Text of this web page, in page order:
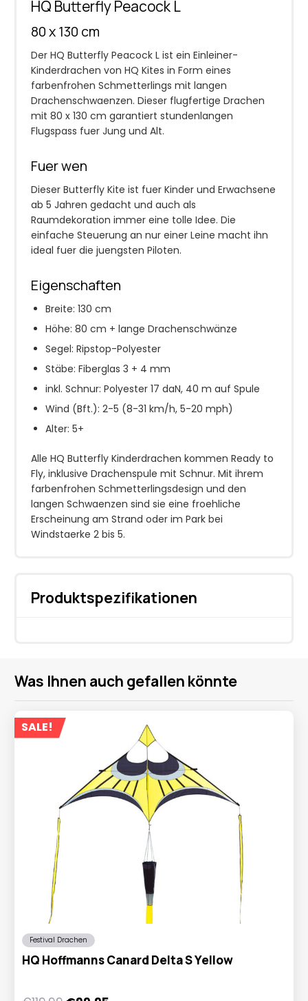
HQ Butterfly Peacock L
80 x 130 cm
Der HQ Butterfly Peacock L ist ein Einleiner-
Kinderdrachen von HQ Kites in Form eines
farbenfrohen Schmetterlings mit langen
Drachenschwaenzen. Dieser flugfertige Drachen
mit 80 x 130 cm garantiert stundenlangen
Flugspass fuer Jung und Alt.
Fuer wen
Dieser Butterfly Kite ist fuer Kinder und Erwachsene
ab 5 Jahren gedacht und auch als
Raumdekoration immer eine tolle Idee. Die
einfache Steuerung an nur einer Leine macht ihn
ideal fuer die juengsten Piloten.
Eigenschaften
Breite: 130 cm
Höhe: 80 cm + lange Drachenschwänze
Segel: Ripstop-Polyester
Stäbe: Fiberglas 3 + 4 mm
inkl. Schnur: Polyester 17 daN, 40 m auf Spule
Wind (Bft.): 2-5 (8-31 km/h, 5-20 mph)
Alter: 5+
Alle HQ Butterfly Kinderdrachen kommen Ready to
Fly, inklusive Drachenspule mit Schnur. Mit ihrem
farbenfrohen Schmetterlingsdesign und den
langen Schwaenzen sind sie eine froehliche
Erscheinung am Strand oder im Park bei
Windstaerke 2 bis 5.
Produktspezifikationen
Was Ihnen auch gefallen könnte
SALE!
Festival Drachen
HQ Hoffmanns Canard Delta S Yellow